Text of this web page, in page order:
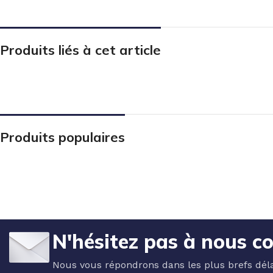
Produits liés à cet article
Produits populaires
N'hésitez pas à nous
Nous vous répondrons dans les plus brefs